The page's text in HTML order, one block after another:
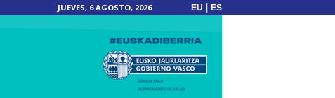
JUEVES, 6 AGOSTO, 2026 EU ES